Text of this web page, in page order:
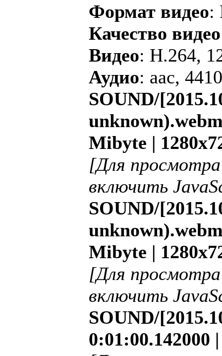
Формат видео:
Качество видео
Видео: H.264,
Аудио: aac,
SOUND/
Mibyte |
[Для
включить
SOUND/
Mibyte |
[Для
включить
SOUND/
0:01:00.142000